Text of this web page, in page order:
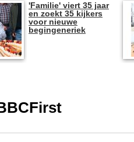
'Familie' viert 35 jaar
en zoekt 35 kijkers
voor nieuwe
begingeneriek